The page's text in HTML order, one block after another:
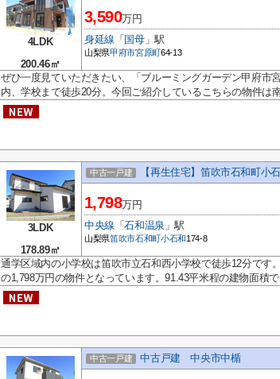
4LDK
200.46㎡
3,590万円
身延線 「 国母」駅
山梨県甲府市宮原町64-13
ぜひ一度見ていただきたい、「ブルーミングガーデン甲府
内、学校まで徒歩20分。今回ご紹介しているこちらの物件は
3LDK
178.89㎡
中古一戸建 【再生住宅】笛吹市石和町小
1,798万円
中央線 「石和温泉 」駅
山梨県笛吹市石和町小石和174-8
通学区域内の小学校は笛吹市立石和西小学校で徒歩12分で
の1,798万円の物件となっています。91.43平米程の建物面積
中古一戸建 中古戸建 中央市中楯